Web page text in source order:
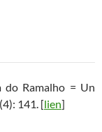
do Ramalho = Un
141. [lien]